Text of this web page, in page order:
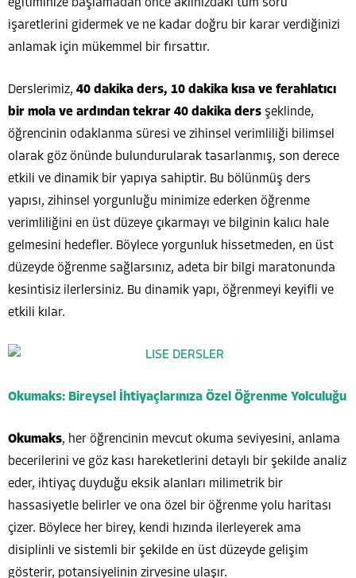
eğitiminize başlamadan önce aklınızdaki tüm soru
işaretlerini gidermek ve ne kadar doğru bir karar verdiğinizi
anlamak için mükemmel bir fırsattır.
Derslerimiz, 40 dakika ders, 10 dakika kısa ve ferahlatıcı
bir mola ve ardından tekrar 40 dakika ders şeklinde,
öğrencinin odaklanma süresi ve zihinsel verimliliği bilimsel
olarak göz önünde bulundurularak tasarlanmış, son derece
etkili ve dinamik bir yapıya sahiptir. Bu bölünmüş ders
yapısı, zihinsel yorgunluğu minimize ederken öğrenme
verimliliğini en üst düzeye çıkarmayı ve bilginin kalıcı hale
gelmesini hedefler. Böylece yorgunluk hissetmeden, en üst
düzeyde öğrenme sağlarsınız, adeta bir bilgi maratonunda
kesintisiz ilerlersiniz. Bu dinamik yapı, öğrenmeyi keyifli ve
etkili kılar.
Okumaks: Bireysel İhtiyaçlarınıza Özel Öğrenme Yolculuğu
Okumaks, her öğrencinin mevcut okuma seviyesini, anlama
becerilerini ve göz kası hareketlerini detaylı bir şekilde analiz
eder, ihtiyaç duyduğu eksik alanları milimetrik bir
hassasiyetle belirler ve ona özel bir öğrenme yolu haritası
çizer. Böylece her birey, kendi hızında ilerleyerek ama
disiplinli ve sistemli bir şekilde en üst düzeyde gelişim
gösterir, potansiyelinin zirvesine ulaşır.